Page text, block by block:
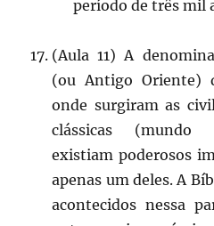
período de três mil
(Aula 11) A
(ou Antigo Oriente)
onde surgiram as
clássicas (mundo
existiam poderosos
apenas um deles. A
acontecidos nessa